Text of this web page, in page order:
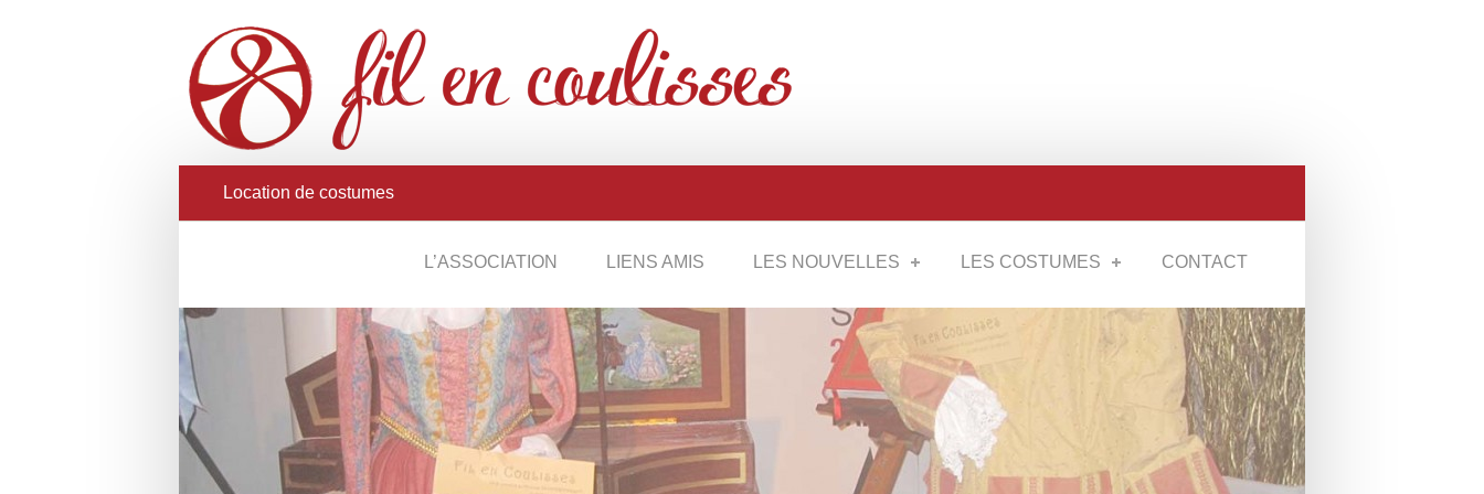
Location de costumes
L’ASSOCIATION LIENS AMIS LES NOUVELLES LES COSTUMES CONTACT